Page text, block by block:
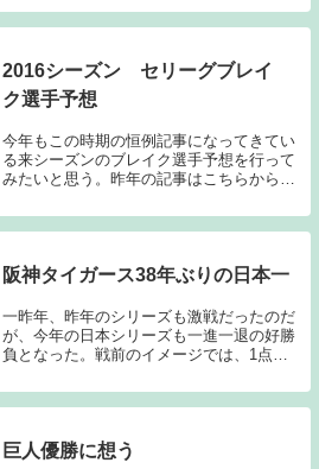
ーツの記事の通り、阪神タイガースが圧倒
的な強さで今年のセリーグを制覇してみ
2016シーズン セリーグブレイ
ク選手予想
今年もこの時期の恒例記事になってきてい
る来シーズンのブレイク選手予想を行って
みたいと思う。昨年の記事はこちらから
予想」ヤクルトスワローズ投手 杉浦 稔
大 右投右打 国学院大 ３年目・プロ入
阪神タイガース38年ぶりの日本一
一昨年、昨年のシリーズも激戦だったのだ
が、今年の日本シリーズも一進一退の好勝
負となった。戦前のイメージでは、1点を
スコアでの競り合いが多くなるのでは？と
予想していたのだが、終わってみれば、1
巨人優勝に想う